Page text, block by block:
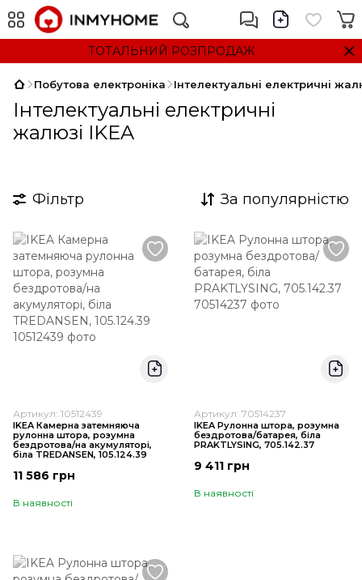
ТОТАЛЬНИЙ РОЗПРОДАЖ
Побутова електроніка Інтелектуальні електричні
Інтелектуальні електричні
жалюзі IKEA
Фільтр За популярністю
Артикул: 10512439
IKEA Камерна затемняюча
рулонна штора, розумна
бездротова/на акумуляторі,
біла TREDANSEN, 105.124.39
11 586 грн
В наявності
Артикул: 70514237
IKEA Рулонна штора, розумна
бездротова/батарея, біла
PRAKTLYSING, 705.142.37
9 411 грн
В наявності